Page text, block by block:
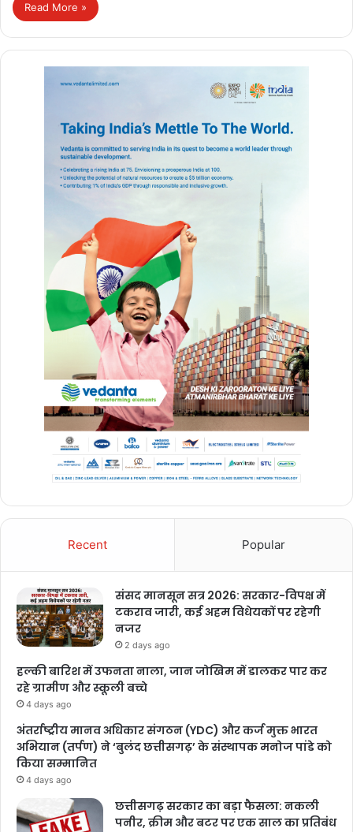
Read More »
Recent Popular
संसद मानसून सत्र 2026: सरकार-विपक्ष में
टकराव जारी, कई अहम विधेयकों पर रहेगी
नजर
2 days ago
हल्की बारिश में उफनता नाला, जान जोखिम में डालकर पार कर
रहे ग्रामीण और स्कूली बच्चे
4 days ago
अंतर्राष्ट्रीय मानव अधिकार संगठन (YDC) और कर्ज मुक्त भारत
अभियान (तर्पण) ने ‘बुलंद छत्तीसगढ़’ के संस्थापक मनोज पांडे को
किया सम्मानित
4 days ago
छत्तीसगढ़ सरकार का बड़ा फैसला: नकली
पनीर, क्रीम और बटर पर एक साल का प्रतिबंध